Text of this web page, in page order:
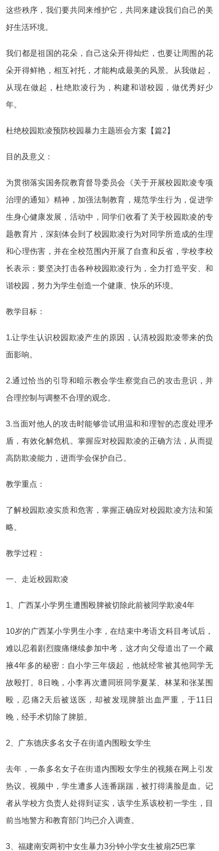
这些秩序，我们要共同来维护它，共同来建设我们自己的美
好生活环境。
我们都是祖国的花朵，自己这朵开得灿烂，也要让周围的花
朵开得鲜艳，相互衬托，才能构成最美的风景。从我做起，
从现在做起，杜绝欺凌行为，构建和谐校园，做优秀好少
年。
杜绝校园欺凌预防校园暴力主题班会方案【篇2】
目的及意义：
为贯彻落实国务院教育督导委员会《关于开展校园欺凌专项
治理的通知》精神，加强法制教育，规范学生行为，促进学
生身心健康发展，活动中，同学们收看了关于校园欺凌的专
题教育片，深刻体会到了校园欺凌行为对同学所造成的生理
和心理伤害，并在全校范围内开展了自查和反省，学校李校
长表示：要坚决打击各种校园欺凌行为，全力打造平安、和
谐校园，努力为学生创造一个健康、快乐的环境。
教学目标：
1.让学生认识校园欺凌产生的原因，认清校园欺凌带来的负
面影响。
2.通过恰当的引导和暗示教会学生察觉自己的攻击意识，并
合理控制与调整不合理的观念。
3.当面对他人的攻击时能够尝试用温和和理智的态度处理矛
盾，有效化解危机。掌握应对校园欺凌的正确方法，从而提
高防欺凌能力，进而学会保护自己。
教学重点：
了解校园欺凌实质和危害，掌握正确应对校园欺凌方法和策
略。
教学过程：
一、走近校园欺凌
1、广西某小学男生遭围殴脾被切除此前被同学欺凌4年
10岁的广西某小学男生小李，在结束中考语文科目考试后，
难以忍着剧烈腹痛继续参加中考，这才向父母道出了一个藏
掖4年多的秘密：自小学三年级起，他就经常被其他同学无
故殴打。8日晚，小李再次遭同班同学夏某、林某和张某围
殴，忍痛2天后被送医，却被发现脾脏出血严重，于11日
晚，经手术切除了脾脏。
2、广东德庆多名女子在街道内围殴女学生
去年，一条多名女子在街道内围殴女学生的视频在网上引发
热议。视频中，学生遭多人连番踢踹，被打得满脸是血。记
者从学校方负责人处得到证实，该学生系该校初一学生，目
前当地警方和教育部门均已介入调查。
3、福建南安两初中女生暴力3分钟小学女生被扇25巴掌